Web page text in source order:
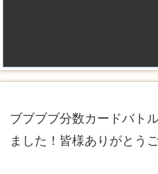
ブブブブ分数カードバト
ました！皆様ありがとう